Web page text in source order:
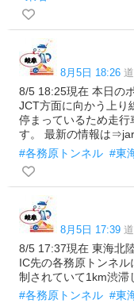
8月5日 18:26
8/5 18:25現在 本日の
JCT方面に向かう上り
停まっているため走行
す。 最新の情報は
#各務原トンネル #東
8月5日 17:39
8/5 17:37現在 東海北
IC先の各務原トンネ
制されていて1km渋滞
#各務原トンネル #東